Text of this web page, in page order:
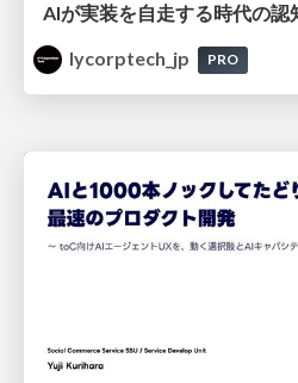
AIが実装を自走する時代の認
lycorptech_jp
PRO